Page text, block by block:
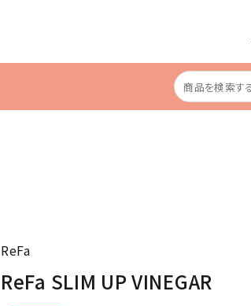
ReFa
ReFa SLIM UP VINEGAR